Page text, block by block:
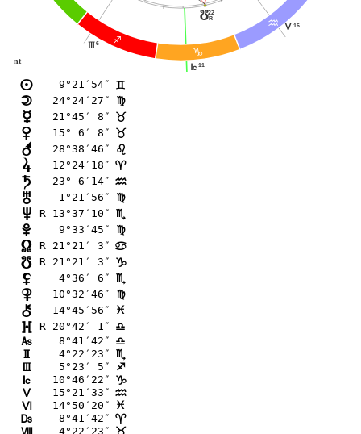
C
D
E
6
I
11
J
16
K
y22
R
nt
n 9°21′54″ =
o 24°24′27″ @
p 21°45′ 8″ <
q 15° 6′ 8″ <
r 28°38′46″ ?
s 12°24′18″ ;
t 23° 6′14″ E
u 1°21′56″ @
v R 13°37′10″ B
w 9°33′45″ @
x R 21°21′ 3″ >
y R 21°21′ 3″ D
z 4°36′ 6″ B
{ 10°32′46″ @
| 14°45′56″ F
} R 20°42′ 1″ A
G 8°41′42″ A
4°22′23″ B
5°23′ 5″ C
J 10°46′22″ D
K 15°21′33″ E
L 14°50′20″ F
M 8°41′42″ ;
N 4°22′23″ <